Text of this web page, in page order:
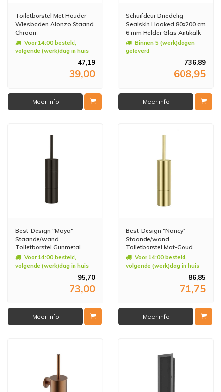
Toiletborstel Met Houder
Wiesbaden Alonzo Staand
Chroom
Voor 14:00 besteld,
volgende (werk)dag in huis
47,19
39,00
Meer info
Schuifdeur Driedelig
Sealskin Hooked 80x200 cm
6 mm Helder Glas Antikalk
ZilverBinnen 5 (werk)dagen
geleverd
736,89
608,95
Meer info
Best-Design "Moya"
Staande/wand
Toiletborstel Gunmetal
Voor 14:00 besteld,
volgende (werk)dag in huis
95,70
73,00
Meer info
Best-Design "Nancy"
Staande/wand
Toiletborstel Mat-Goud
Voor 14:00 besteld,
volgende (werk)dag in huis
86,85
71,75
Meer info